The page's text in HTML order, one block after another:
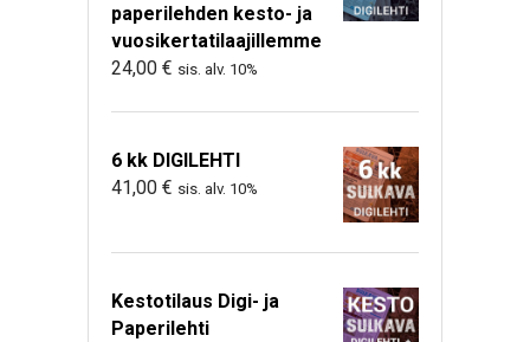
paperilehden kesto- ja
vuosikertatilaajillemme
24,00 € sis. alv. 10%
6 kk DIGILEHTI
41,00 € sis. alv. 10%
Kestotilaus Digi- ja
Paperilehti